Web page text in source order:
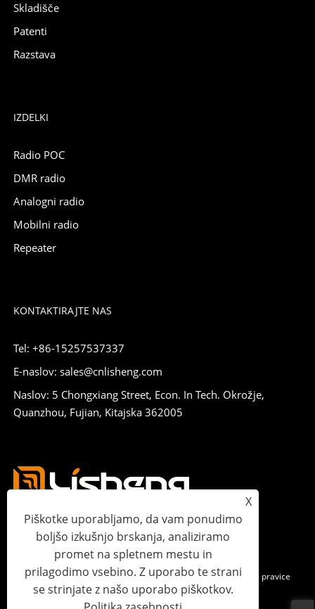
Skladišče
Patenti
Razstava
IZDELKI
Radio POC
DMR radio
Analogni radio
Mobilni radio
Repeater
KONTAKTIRAJTE NAS
Tel: +86-15257537337
E-naslov: sales@cnlisheng.com
Naslov: 5 Chongxiang Street, Econ. In Tech. Okrožje,
Quanzhou, Fujian, Kitajska 362005
Avtorske pravice © 2023 Lisheng Communications Co., Ltd. Vse pravice
X
Piškotke uporabljamo, da vam ponudimo
boljšo izkušnjo brskanja, analiziramo
promet na spletnem mestu in
prilagodimo vsebino. Z uporabo te strani
se strinjate z našo uporabo piškotkov.